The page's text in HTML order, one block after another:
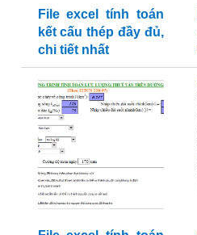
File excel tính toán
kết cấu thép đầy đủ,
chi tiết nhất